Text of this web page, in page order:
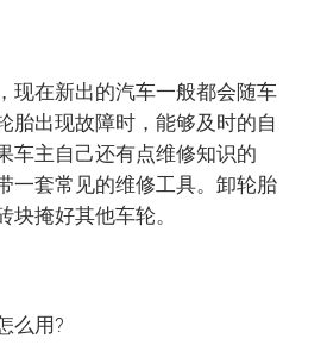
在新出的汽车一般都会随车
胎出现故障时，能够及时的自
车主自己还有点维修知识的
一套常见的维修工具。卸轮胎
块掩好其他车轮。
用?